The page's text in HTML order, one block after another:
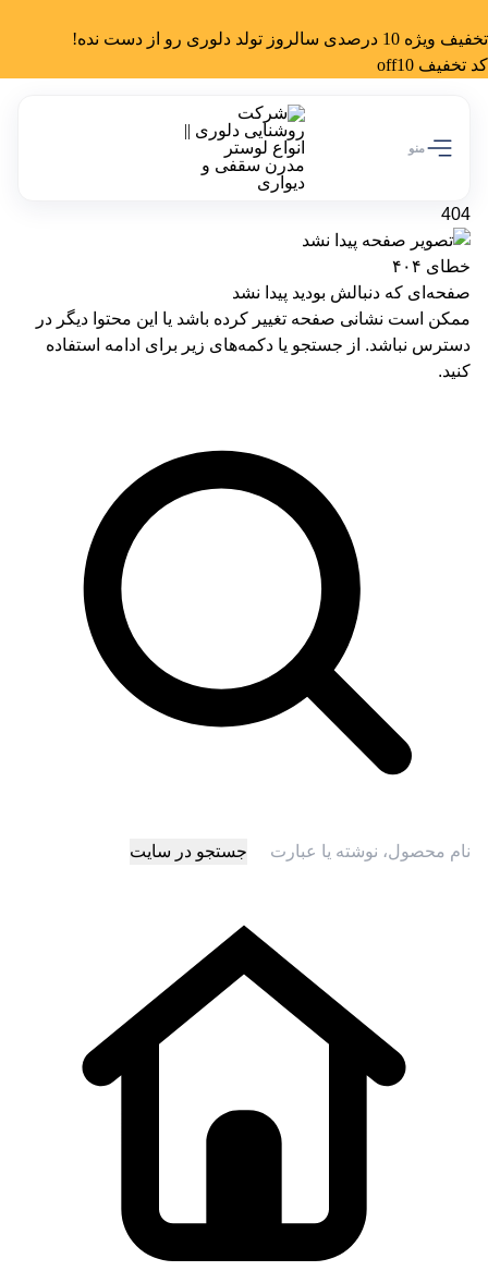
تخفیف ویژه 10 درصدی سالروز تولد دلوری رو از دست نده!
کد تخفیف off10
منو
404
خطای ۴۰۴
صفحه‌ای که دنبالش بودید پیدا نشد
ممکن است نشانی صفحه تغییر کرده باشد یا این محتوا دیگر در
دسترس نباشد. از جستجو یا دکمه‌های زیر برای ادامه استفاده
کنید.
جستجو در سایت